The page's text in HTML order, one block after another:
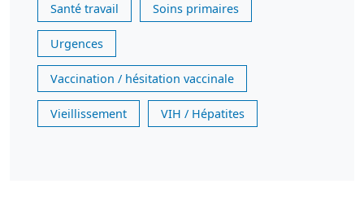
Santé travail Soins primaires
Urgences
Vaccination / hésitation vaccinale
Vieillissement VIH / Hépatites